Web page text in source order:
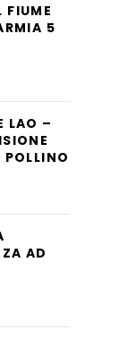
FIUME
5
LAO –
POLLINO
AD